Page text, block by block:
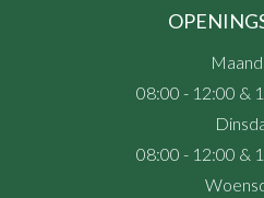
08:00 - 12:00 &
08:00 - 12:00 &